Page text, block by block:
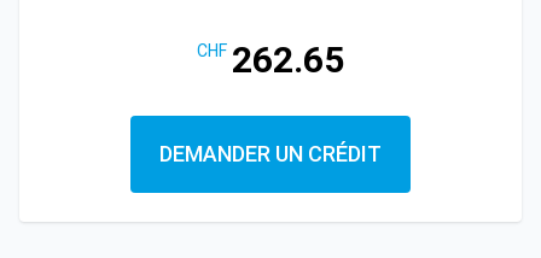
CHF 262.65
DEMANDER UN CRÉDIT